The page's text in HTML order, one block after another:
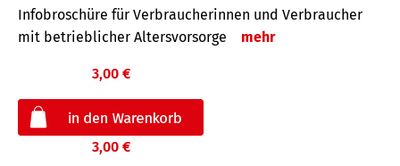
Infobroschüre für Verbraucherinnen und Verbraucher
mit betrieblicher Altersvorsorge
mehr
3,00 €
3,00 €